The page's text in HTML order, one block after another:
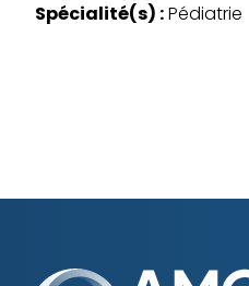
Spécialité(s) :Pédiatrie